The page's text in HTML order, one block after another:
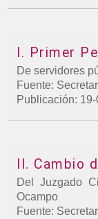
I. Primer
De servidores
Fuente:
Publicación:
II. Cambio
Del Juzgado
Ocampo
Fuente: